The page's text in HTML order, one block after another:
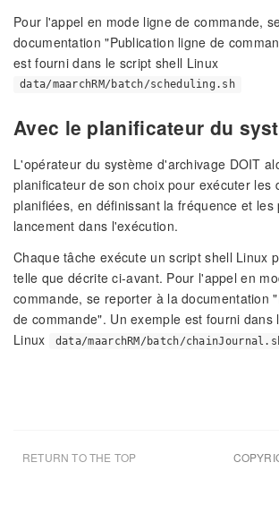
Pour l'appel en mode ligne de commande,
documentation "Publication ligne de
est fourni dans le script shell Linux
data/maarchRM/batch/scheduling.sh
Avec le planificateur du
L'opérateur du système d'archivage DOIT
planificateur de son choix pour exécuter les
planifiées, en définissant la fréquence et les
lancement dans l'exécution.
Chaque tâche exécute un script shell Linux
telle que décrite ci-avant. Pour l'appel en
commande, se reporter à la documentation
de commande". Un exemple est fourni dans
Linux
data/maarchRM/batch/
RETURN TO THE TOP